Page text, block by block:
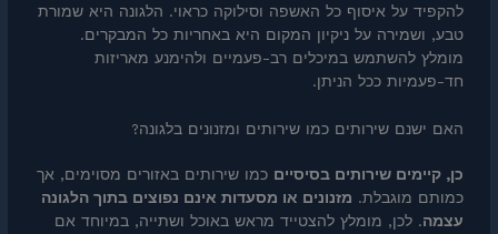
להקפיד על איסוף כל האשפה וסילוקה כראוי. הלגונה היא שמורת
טבע, ושמירה על ניקיון המקום היא באחריות כל המבקרים.
מומלץ להשתמש במיכלים רב-פעמיים ולהימנע מאריזות
חד-פעמיות ככל הניתן.
האם ישנם שירותים כמו שירותים ומזנונים בלגונה?
כן, קיימים שירותים בסיסיים כמו שירותים באזורים מסוימים, אך
כמותם מוגבלת. מזנונים או מסעדות אינם נפוצים בתוך הלגונה
עצמה. לכן, מומלץ להצטייד מראש באוכל ושתייה, במיוחד אם